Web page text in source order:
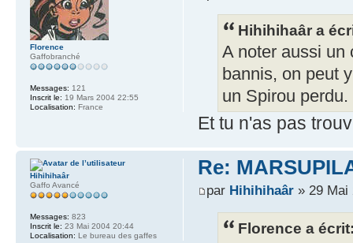
Hihihihaâr a
A noter aussi un
bannis, on peut
un Spirou perdu.
Et tu n'as pas
Florence
Gaffobranché
Messages: 121
Inscrit le: 19 Mars 2004 22:55
Localisation: France
Re:
par Hihihihaâr» 29 Mai
Florence a
Hihihihaâr
Gaffo Avancé
Messages: 823
Inscrit le: 23 Mai 2004 20:44
Localisation: Le bureau des gaffes